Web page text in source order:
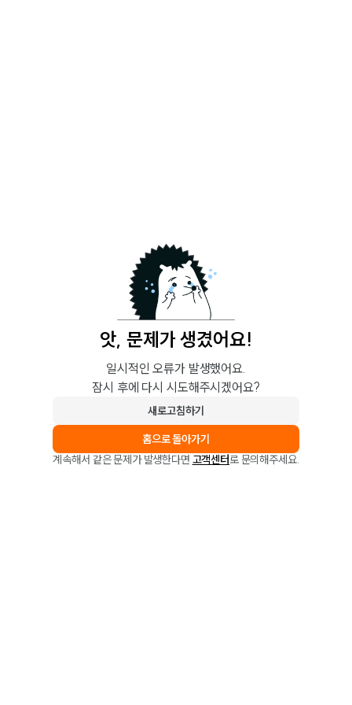
앗, 문제가 생겼어요!
일시적인 오류가 발생했어요.
잠시 후에 다시 시도해주시겠어요?
새로고침하기
홈으로 돌아가기
계속해서 같은 문제가 발생한다면 고객센터로 문의해주세요.